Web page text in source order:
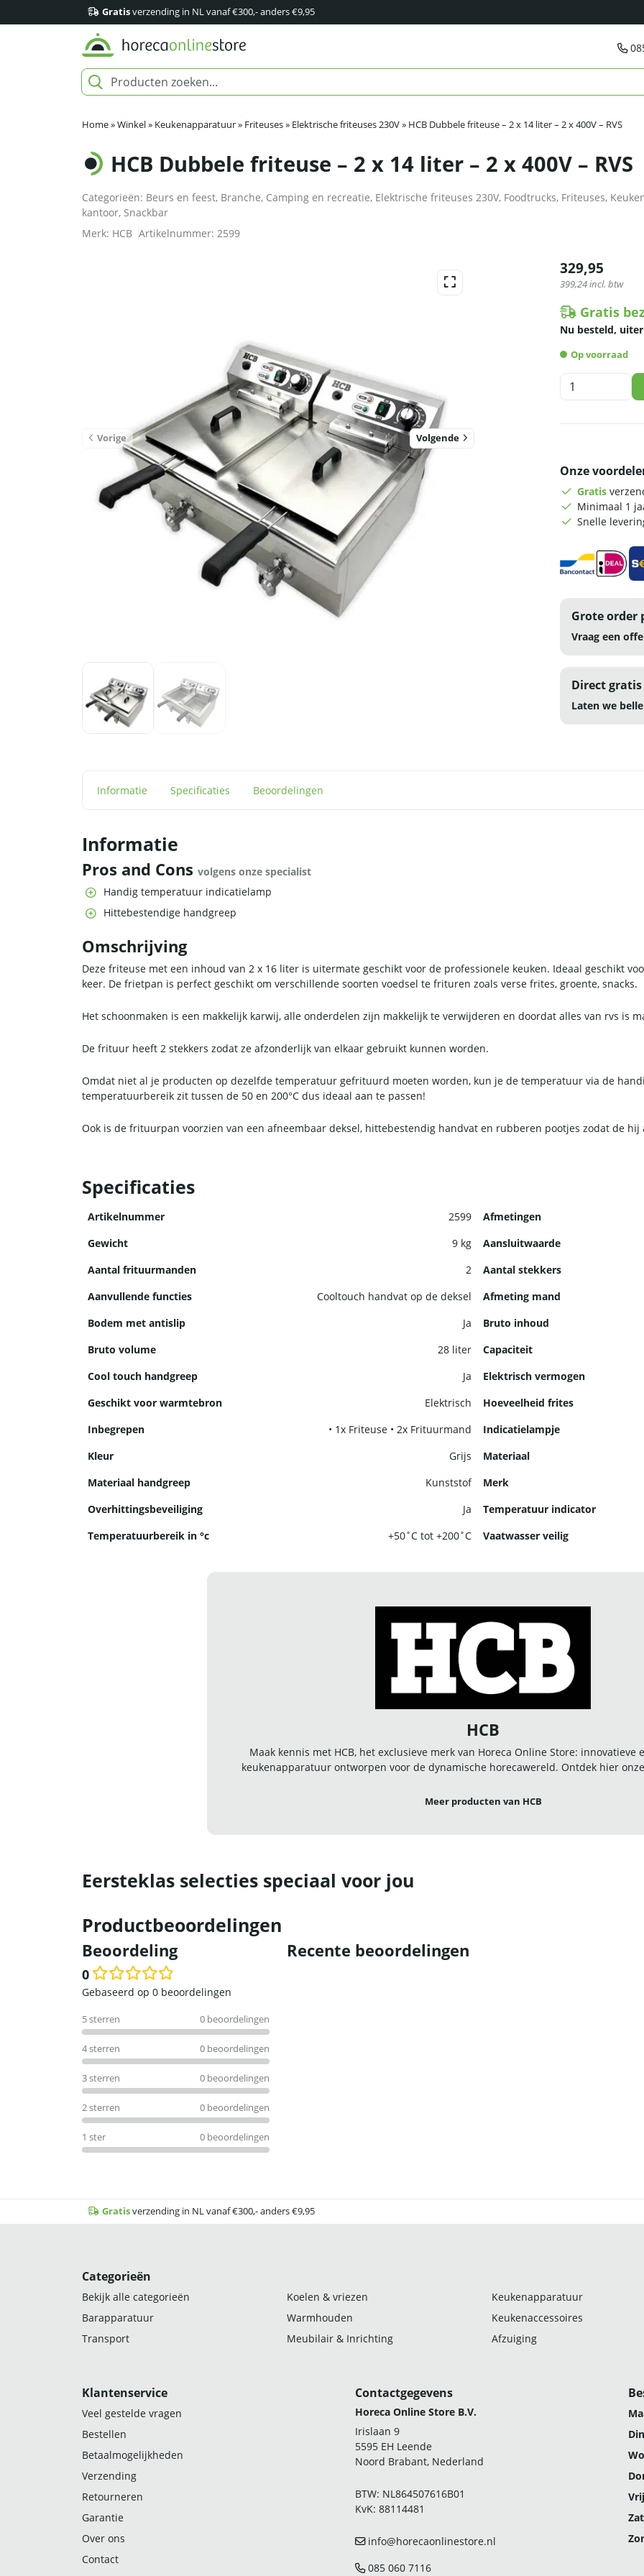
Gratisverzending in NL vanaf €300,- anders €9,95
Home»Winkel» Keukenapparatuur» Friteuses» Elektrische friteuses 230V» HCB Dubbele friteuse – 2 x 14 liter – 2 x 400V – RVS
HCB Dubbele friteuse – 2 x 14 liter – 2 x 400V – RVS
Categorieën: Beurs en feest, Branche, Camping en recreatie, Elektrische friteuses 230V, Foodtrucks, Friteuses,
kantoor, Snackbar
Merk: HCB Artikelnummer: 2599
Vorige Volgende
329,95
399,24incl. btw
Gratis
Nu besteld,
Op voorraad
HCB
Dubbele
14
liter
-
RVS
Onze
Gratis
Minimaal 1
Snelle
Grote order
Vraag een
Direct
Laten we
Informatie Specificaties Beoordelingen
Informatie
Pros and Cons volgens onze specialist
Handig temperatuur indicatielamp
Hittebestendige handgreep
Omschrijving
Deze friteuse met een inhoud van 2 x 16 liter is uitermate geschikt voor de professionele keuken. Ideaal geschikt
keer. De frietpan is perfect geschikt om verschillende soorten voedsel te frituren zoals verse frites, groente, snacks.
Het schoonmaken is een makkelijk karwij, alle onderdelen zijn makkelijk te verwijderen en doordat alles van rvs is
De frituur heeft 2 stekkers zodat ze afzonderlijk van elkaar gebruikt kunnen worden.
Omdat niet al je producten op dezelfde temperatuur gefrituurd moeten worden, kun je de temperatuur via de
temperatuurbereik zit tussen de 50 en 200°C dus ideaal aan te passen!
Ook is de frituurpan voorzien van een afneembaar deksel, hittebestendig handvat en rubberen pootjes zodat de
Specificaties
Artikelnummer 2599 Afmetingen
Gewicht
9 kg Aansluitwaarde
Aantal frituurmanden
2 Aantal stekkers
Aanvullende functies
Cooltouch handvat op de deksel Afmeting mand
Bodem met antislip
Ja Bruto inhoud
Bruto volume
28 liter Capaciteit
Cool touch handgreep
Ja Elektrisch vermogen
Geschikt voor warmtebron
Elektrisch Hoeveelheid frites
Inbegrepen
• 1x Friteuse • 2x Frituurmand Indicatielampje
Kleur
Grijs Materiaal
Materiaal handgreep
Kunststof Merk
Overhittingsbeveiliging
Ja Temperatuur indicator
Temperatuurbereik in °c
+50˚C tot +200˚C Vaatwasser veilig
HCB
Maak kennis met HCB, het exclusieve merk van Horeca Online Store: innovatieve
keukenapparatuur ontworpen voor de dynamische horecawereld. Ontdek hier
Meer producten van HCB
Eersteklas selecties speciaal voor jou
Productbeoordelingen
Beoordeling
0
Waardering
uit
5
Gebaseerd op 0 beoordelingen
5 sterren 0 beoordelingen
4 sterren 0 beoordelingen
3 sterren 0 beoordelingen
2 sterren 0 beoordelingen
1 ster 0 beoordelingen
Recente beoordelingen
Gratisverzending in NL vanaf €300,- anders €9,95
Categorieën
Bekijk alle categorieën Koelen & vriezen Keukenapparatuur
Barapparatuur
Warmhouden Keukenaccessoires
Transport
Meubilair & Inrichting Afzuiging
Klantenservice
Veel gestelde vragen
Bestellen
Betaalmogelijkheden
Verzending
Retourneren
Garantie
Over ons
Contact
Contactgegevens
Horeca Online Store B.V.
Irislaan 9
5595 EH Leende
Noord Brabant, Nederland
BTW: NL864507616B01
KvK: 88114481
info@horecaonlinestore.nl
085 060 7116